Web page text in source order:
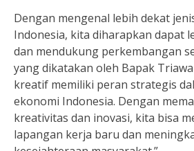
Dengan mengenal lebih dekat
Indonesia, kita diharapkan dapat
dan mendukung perkembangan
yang dikatakan oleh Bapak
kreatif memiliki peran strategis
ekonomi Indonesia. Dengan
kreativitas dan inovasi, kita bisa
lapangan kerja baru dan